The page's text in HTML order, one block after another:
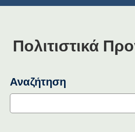
Πολιτιστικά
Αναζήτηση